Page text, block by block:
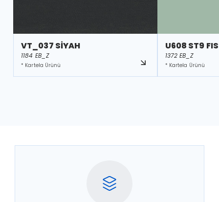
VT_037 SİYAH
1184 EB_Z
* Kartela Ürünü
U608 ST9
1372 EB_Z
* Kartela Ürünü